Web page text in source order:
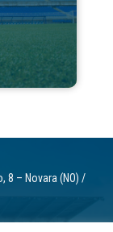
8 – Novara (NO) /